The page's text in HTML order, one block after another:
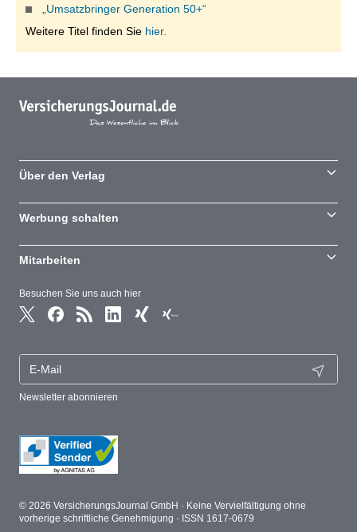
„Umsatzbringer Generation 50+“
Weitere Titel finden Sie hier.
Besuchen Sie uns auch hier
Newsletter abonnieren
Über den Verlag
Werbung schalten
Mitarbeiten
© 2026 VersicherungsJournal GmbH · Keine Vervielfältigung ohne
vorherige schriftliche Genehmigung · ISSN 1617-0679